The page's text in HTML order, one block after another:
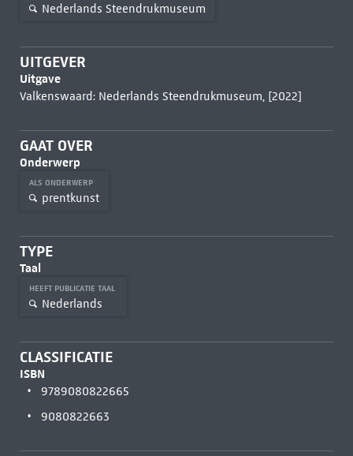
Nederlands Steendrukmuseum
UITGEVER
Uitgave
Valkenswaard: Nederlands Steendrukmuseum, [2022]
GAAT OVER
Onderwerp
ALS ONDERWERP
prentkunst
TYPE
Taal
HEEFT PUBLICATIE TAAL
Nederlands
CLASSIFICATIE
ISBN
9789080822665
9080822663